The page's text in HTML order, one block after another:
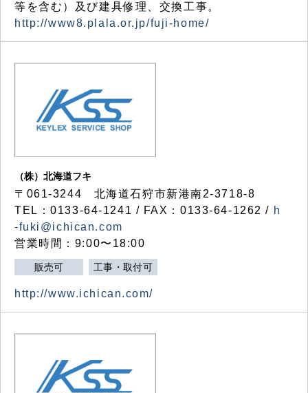
等を含む）及び建具修理、交換工事。
http://www8.plala.or.jp/fuji-home/
（株）北海道フキ
〒061-3244 北海道石狩市新港南2-3718-8
TEL：0133-64-1241 / FAX：0133-64-1262 / h
-fuki@ichican.com
営業時間：9:00〜18:00
販売可 工事・取付可
http://www.ichican.com/